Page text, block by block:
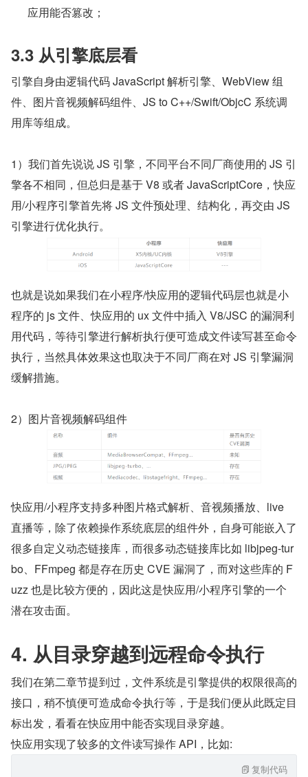
应用能否篡改；
3.3 从引擎底层看
引擎自身由逻辑代码 JavaScript 解析引擎、WebView 组
件、图片音视频解码组件、JS to C++/Swift/ObjcC 系统调
用库等组成。
1）我们首先说说 JS 引擎，不同平台不同厂商使用的 JS 引
擎各不相同，但总归是基于 V8 或者 JavaScriptCore，快应
用/小程序引擎首先将 JS 文件预处理、结构化，再交由 JS
引擎进行优化执行。
也就是说如果我们在小程序/快应用的逻辑代码层也就是小
程序的 js 文件、快应用的 ux 文件中插入 V8/JSC 的漏洞利
用代码，等待引擎进行解析执行便可造成文件读写甚至命令
执行，当然具体效果这也取决于不同厂商在对 JS 引擎漏洞
缓解措施。
2）图片音视频解码组件
快应用/小程序支持多种图片格式解析、音视频播放、live
直播等，除了依赖操作系统底层的组件外，自身可能嵌入了
很多自定义动态链接库，而很多动态链接库比如 libjpeg-tur
bo、FFmpeg 都是存在历史 CVE 漏洞了，而对这些库的 F
uzz 也是比较方便的，因此这是快应用/小程序引擎的一个
潜在攻击面。
4. 从目录穿越到远程命令执行
我们在第二章节提到过，文件系统是引擎提供的权限很高的
接口，稍不慎便可造成命令执行等，于是我们便从此既定目
标出发，看看在快应用中能否实现目录穿越。
快应用实现了较多的文件读写操作 API，比如:
复制代码